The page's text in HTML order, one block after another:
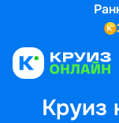
Круиз